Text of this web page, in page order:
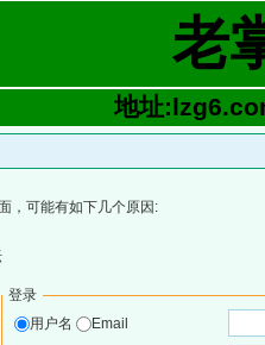
老
地址
，可能有如下几个原因:
登录
用户名
Email